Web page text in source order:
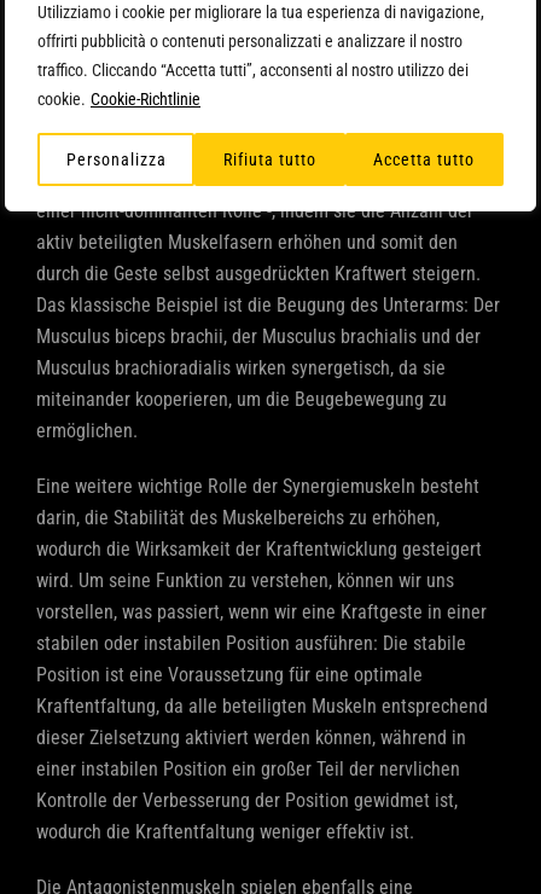
Utilizziamo i cookie per migliorare la tua esperienza di navigazione,
offrirti pubblicità o contenuti personalizzati e analizzare il nostro
traffico. Cliccando “Accetta tutti”, acconsenti al nostro utilizzo dei
cookie. Cookie-Richtlinie
Personalizza Rifiuta tutto Accetta tutto
intermuskuläre Koordination dafür, dass mehrere
synergetische Muskelgruppen als Team zusammenarbeiten,
um die Leistung zu optimieren.
Synergistische Muskeln sind diejenigen, die an der
Ausführung der Bewegung beteiligt sind – wenn auch mit
einer nicht-dominanten Rolle -, indem sie die Anzahl der
aktiv beteiligten Muskelfasern erhöhen und somit den
durch die Geste selbst ausgedrückten Kraftwert steigern.
Das klassische Beispiel ist die Beugung des Unterarms: Der
Musculus biceps brachii, der Musculus brachialis und der
Musculus brachioradialis wirken synergetisch, da sie
miteinander kooperieren, um die Beugebewegung zu
ermöglichen.
Eine weitere wichtige Rolle der Synergiemuskeln besteht
darin, die Stabilität des Muskelbereichs zu erhöhen,
wodurch die Wirksamkeit der Kraftentwicklung gesteigert
wird. Um seine Funktion zu verstehen, können wir uns
vorstellen, was passiert, wenn wir eine Kraftgeste in einer
stabilen oder instabilen Position ausführen: Die stabile
Position ist eine Voraussetzung für eine optimale
Kraftentfaltung, da alle beteiligten Muskeln entsprechend
dieser Zielsetzung aktiviert werden können, während in
einer instabilen Position ein großer Teil der nervlichen
Kontrolle der Verbesserung der Position gewidmet ist,
wodurch die Kraftentfaltung weniger effektiv ist.
Die Antagonistenmuskeln spielen ebenfalls eine